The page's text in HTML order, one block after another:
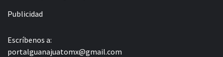
Publicidad
Escríbenos a:
portalguanajuatomx@gmail.com